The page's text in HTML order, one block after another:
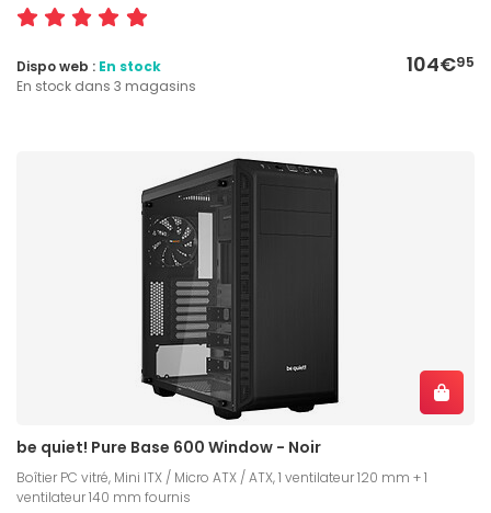
104€95
Dispo web : En stock
En stock dans 3 magasins
be quiet! Pure Base 600 Window - Noir
Boîtier PC vitré, Mini ITX / Micro ATX / ATX, 1 ventilateur 120 mm + 1
ventilateur 140 mm fournis